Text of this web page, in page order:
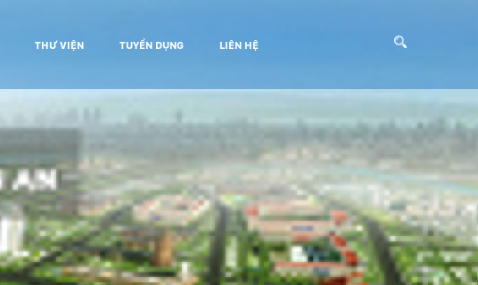
THƯ VIỆN TUYỂN DỤNG LIÊN HỆ